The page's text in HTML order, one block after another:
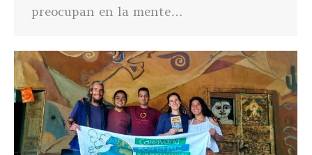
preocupan en la mente…